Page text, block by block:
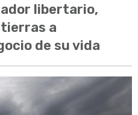
libertario,
a
de su vida